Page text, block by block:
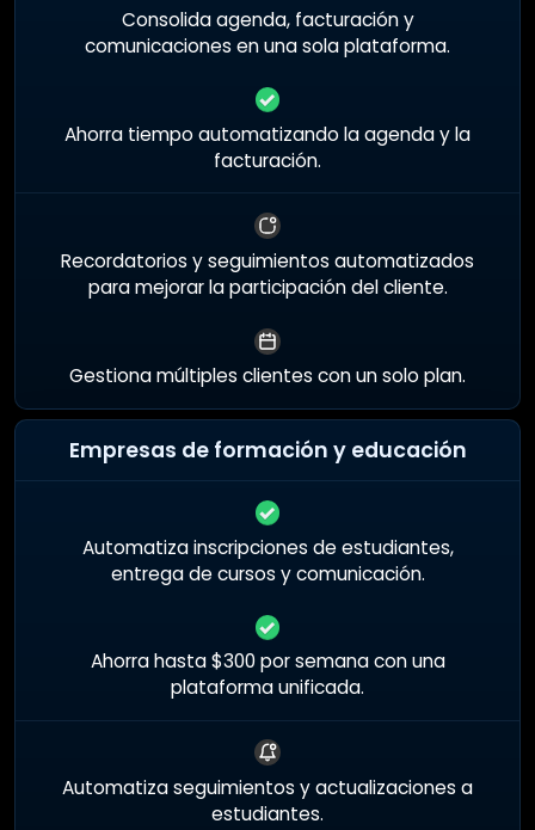
Consolida agenda, facturación y
comunicaciones en una sola plataforma.
Ahorra tiempo automatizando la agenda y la
facturación.
Recordatorios y seguimientos automatizados
para mejorar la participación del cliente.
Gestiona múltiples clientes con un solo plan.
Empresas de formación y educación
Automatiza inscripciones de estudiantes,
entrega de cursos y comunicación.
Ahorra hasta $300 por semana con una
plataforma unificada.
Automatiza seguimientos y actualizaciones a
estudiantes.